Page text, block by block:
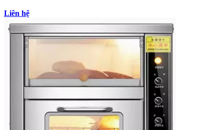
Liên hệ